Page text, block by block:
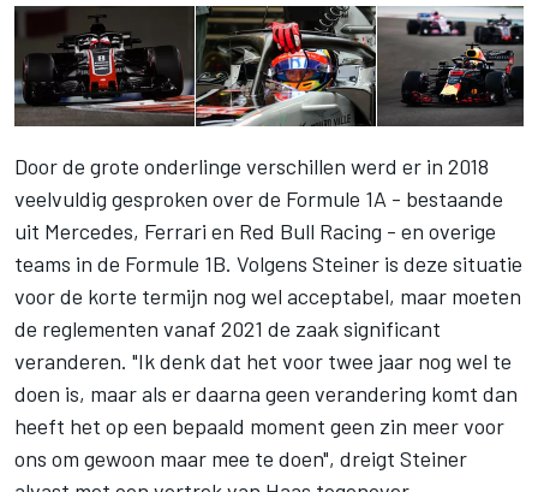
Door de grote onderlinge verschillen werd er in 2018
veelvuldig gesproken over de Formule 1A - bestaande
uit Mercedes, Ferrari en Red Bull Racing - en overige
teams in de Formule 1B. Volgens Steiner is deze situatie
voor de korte termijn nog wel acceptabel, maar moeten
de reglementen vanaf 2021 de zaak significant
veranderen. "Ik denk dat het voor twee jaar nog wel te
doen is, maar als er daarna geen verandering komt dan
heeft het op een bepaald moment geen zin meer voor
ons om gewoon maar mee te doen", dreigt Steiner